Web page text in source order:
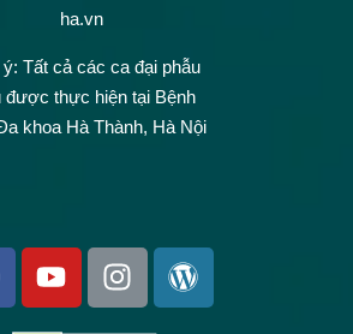
ha.vn
Tất cả các ca đại phẫu
được thực hiện tại Bệnh
khoa Hà Thành, Hà Nội